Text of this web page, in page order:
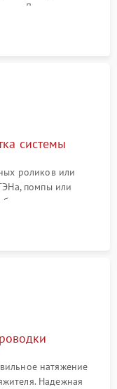
Для машин с
компрессора и
системы
роликов или
помпы или
очистка
и воздуховодов от
натяжение
Надежная